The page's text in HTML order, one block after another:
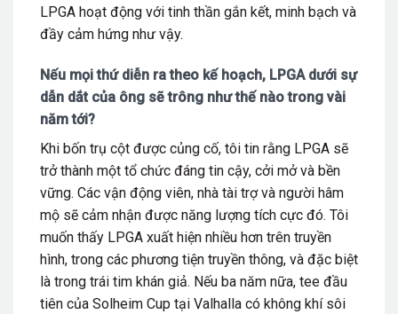
LPGA hoạt động với tinh thần gắn kết, minh bạch và
đầy cảm hứng như vậy.
Nếu mọi thứ diễn ra theo kế hoạch, LPGA dưới sự
dẫn dắt của ông sẽ trông như thế nào trong vài
năm tới?
Khi bốn trụ cột được củng cố, tôi tin rằng LPGA sẽ
trở thành một tổ chức đáng tin cậy, cởi mở và bền
vững. Các vận động viên, nhà tài trợ và người hâm
mộ sẽ cảm nhận được năng lượng tích cực đó. Tôi
muốn thấy LPGA xuất hiện nhiều hơn trên truyền
hình, trong các phương tiện truyền thông, và đặc biệt
là trong trái tim khán giả. Nếu ba năm nữa, tee đầu
tiên của Solheim Cup tại Valhalla có không khí sôi